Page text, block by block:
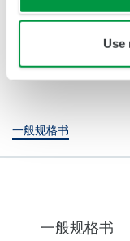
Use
一般规格书
一般规格书